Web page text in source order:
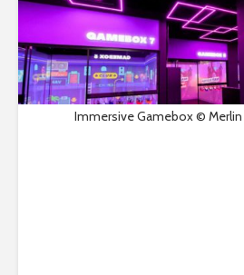
Immersive Gamebox ©